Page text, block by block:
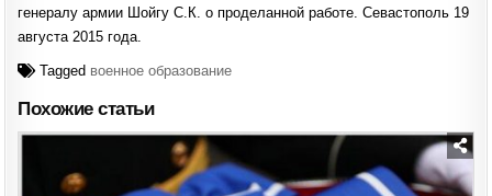
генералу армии Шойгу С.К. о проделанной работе. Севастополь 19
августа 2015 года.
Tagged военное образование
Похожие статьи
Posted